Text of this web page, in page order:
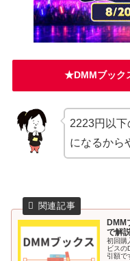
★DMMブック
2223円以下
になるから
DMM
で解
初回購
ビスの
引額で